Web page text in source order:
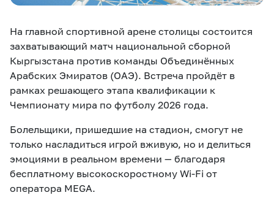
Звонки и SMS Подбор номера Доставка SIM
О нас Новости Работа в MEGA
Партнерам
Карта офисов и
покрытие
Сервисы
MegaTV MegaPay MegaKassa
На главной спортивной арене столицы состоится
захватывающий матч национальной сборной
Кыргызстана против команды Объединённых
Арабских Эмиратов (ОАЭ). Встреча пройдёт в
рамках решающего этапа квалификации к
Чемпионату мира по футболу 2026 года.
Болельщики, пришедшие на стадион, смогут не
только насладиться игрой вживую, но и делиться
эмоциями в реальном времени — благодаря
бесплатному высокоскоростному Wi-Fi от
оператора MEGA.